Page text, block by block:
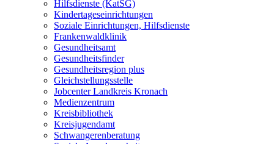
Hilfsdienste (KatSG)
Kindertageseinrichtungen
Soziale Einrichtungen, Hilfsdienste
Frankenwaldklinik
Gesundheitsamt
Gesundheitsfinder
Gesundheitsregion plus
Gleichstellungsstelle
Jobcenter Landkreis Kronach
Medienzentrum
Kreisbibliothek
Kreisjugendamt
Schwangerenberatung